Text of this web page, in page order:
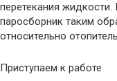
перетекания жидкости.
паросборник таким
относительно
Приступаем к работе